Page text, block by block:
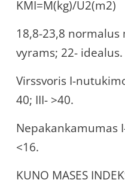
KMI=M(kg)/U2(m2)
18,8-23,8
vyrams; 22- idealus.
Virssvoris I-
40; III- >40.
Nepakankamumas
<16.
KUNO MASES